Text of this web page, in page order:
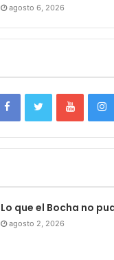
agosto 6, 2026
Lo que el Bocha no
agosto 2, 2026